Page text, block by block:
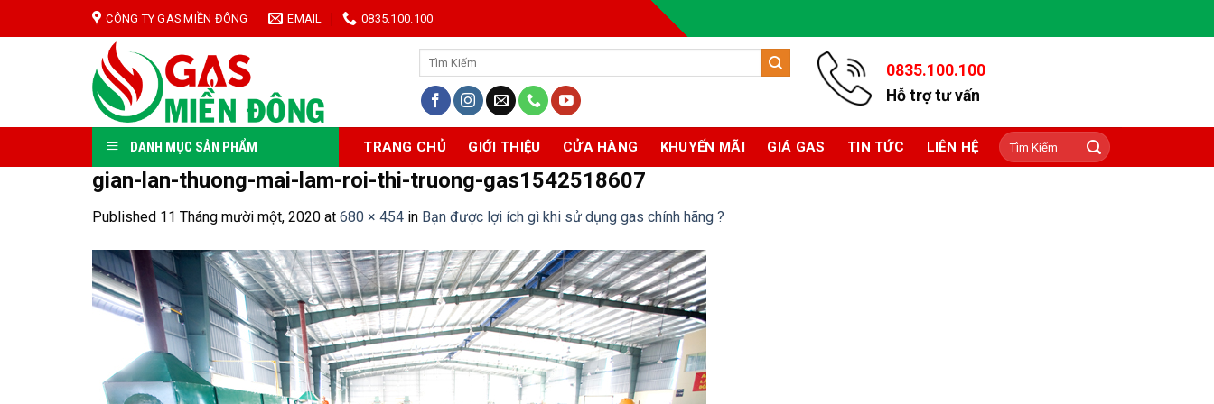
to
CÔNG TY GAS MIỀN ĐÔNG EMAIL 0835.100.100
Tìm
0835.100.100
Hỗ trợ tư vấn
DANH MỤC SẢN PHẨM TRANG CHỦ GIỚI THIỆU CỬA HÀNG KHUYẾN MÃI GIÁ GAS TIN TỨC LIÊN HỆ
Tìm
kiếm:
gian-lan-thuong-mai-lam-roi-thi-truong-gas1542518607
Published 11 Tháng mười một, 2020 at 680 × 454 in Bạn được lợi ích gì khi sử dụng gas chính hãng ?